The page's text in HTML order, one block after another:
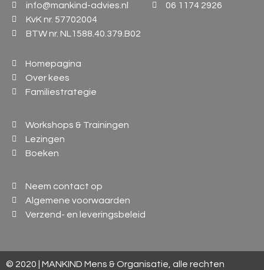
info@mankind-advies.nl
06 1174 2926
KvK nr. 57702004
BTW nr. NL1588.40.379.B02
Homepagina
Over kees
Familiestrategie
Workshops & Trainingen
Lezingen
Boeken
Neem contact op
Algemene voorwaarden
Verzend- en leveringsbeleid
© 2020 | MANKIND Mens & Organisatie, alle rechten